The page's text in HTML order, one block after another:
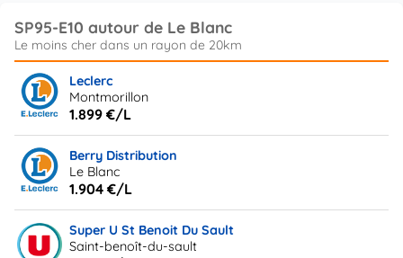
SP95-E10 autour de Le Blanc
Leclerc
Montmorillon
1.899 €/L
Berry Distribution
Le Blanc
1.904 €/L
Super U St Benoit Du Sault
Saint-benoît-du-sault